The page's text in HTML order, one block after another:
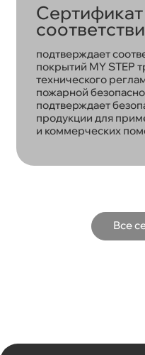
Сертификат
подтверждает
покрытий MY STEP
технического
пожарной
подтверждает
продукции для
и коммерческих
Все